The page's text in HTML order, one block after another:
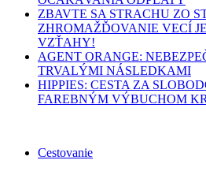
ZBAVTE SA STRACHU ZO
ZHROMAŽĎOVANIE VECÍ
VZŤAHY!
AGENT ORANGE:
TRVALÝMI NÁSLEDKAMI
HIPPIES: CESTA ZA
FAREBNÝM VÝBUCHOM
Cestovanie